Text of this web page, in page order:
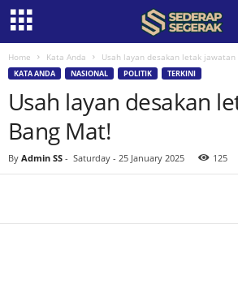
Home Kata Anda Usah layan desakan letak jawatan
KATA ANDA NASIONAL POLITIK TERKINI
Usah layan desakan
Bang Mat!
By Admin SS - Saturday - 25 January 2025 125